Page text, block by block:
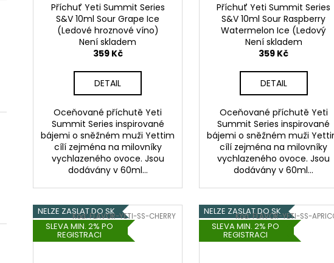
Příchuť Yeti Summit Series
S&V 10ml Sour Grape Ice
(Ledové hroznové víno)
Není skladem
359 Kč
DETAIL
Oceňované příchutě Yeti
Summit Series inspirované
bájemi o sněžném muži Yettim
cílí zejména na milovníky
vychlazeného ovoce. Jsou
dodávány v 60ml...
Příchuť Yeti Summit Series
S&V 10ml Sour Raspberry
Watermelon Ice (Ledový
meloun s malinou)
Není skladem
359 Kč
DETAIL
Oceňované příchutě Yeti
Summit Series inspirované
bájemi o sněžném muži
cílí zejména na milovníky
vychlazeného ovoce. Jsou
dodávány v 60ml...
NELZE ZASLAT DO SK
SLEVA MIN. 2% PO
REGISTRACI
Kód:FLAVOR-YETI-SS-CHERRY
NELZE ZASLAT DO SK
SLEVA MIN. 2% PO
REGISTRACI
Kód:FLAVOR-YETI-SS-